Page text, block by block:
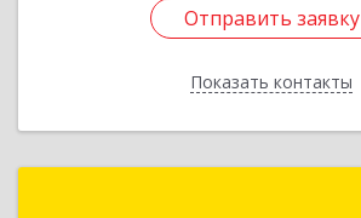
Отправить заявку
Показать контакты
Отправить заявку
Назад